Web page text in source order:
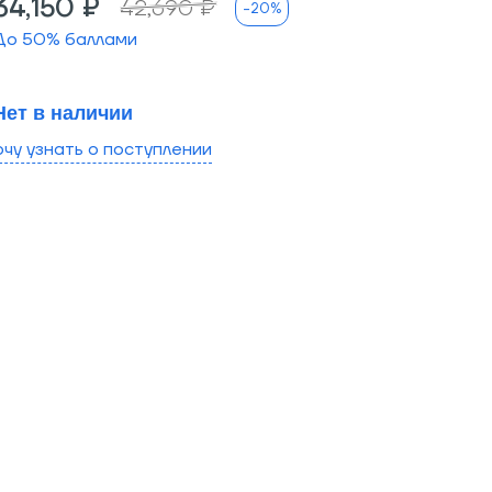
₽ 42,690 ₽ -20%
50% баллами
в наличии
узнать о поступлении